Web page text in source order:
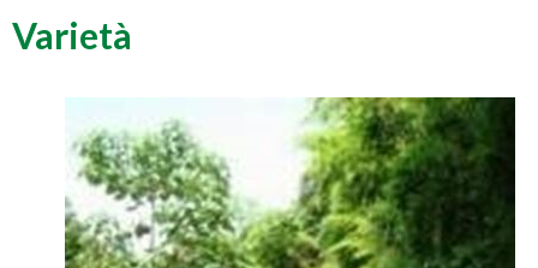
Varietà